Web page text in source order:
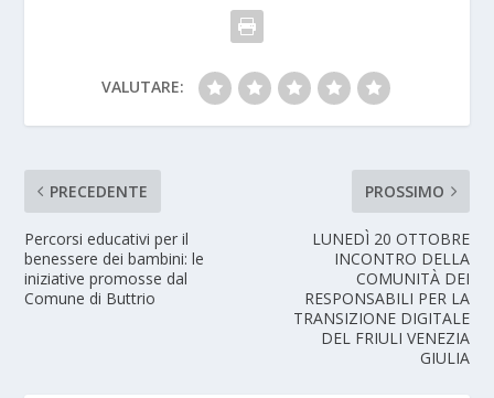
VALUTARE:
PRECEDENTE
Percorsi educativi per il
benessere dei bambini: le
iniziative promosse dal
Comune di Buttrio
PROSSIMO
LUNEDÌ 20 OTTOBRE
INCONTRO DELLA
COMUNITÀ DEI
RESPONSABILI PER LA
TRANSIZIONE DIGITALE
DEL FRIULI VENEZIA
GIULIA